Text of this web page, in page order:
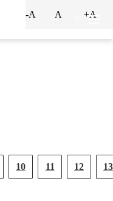
10 11 12 13
-A A +A